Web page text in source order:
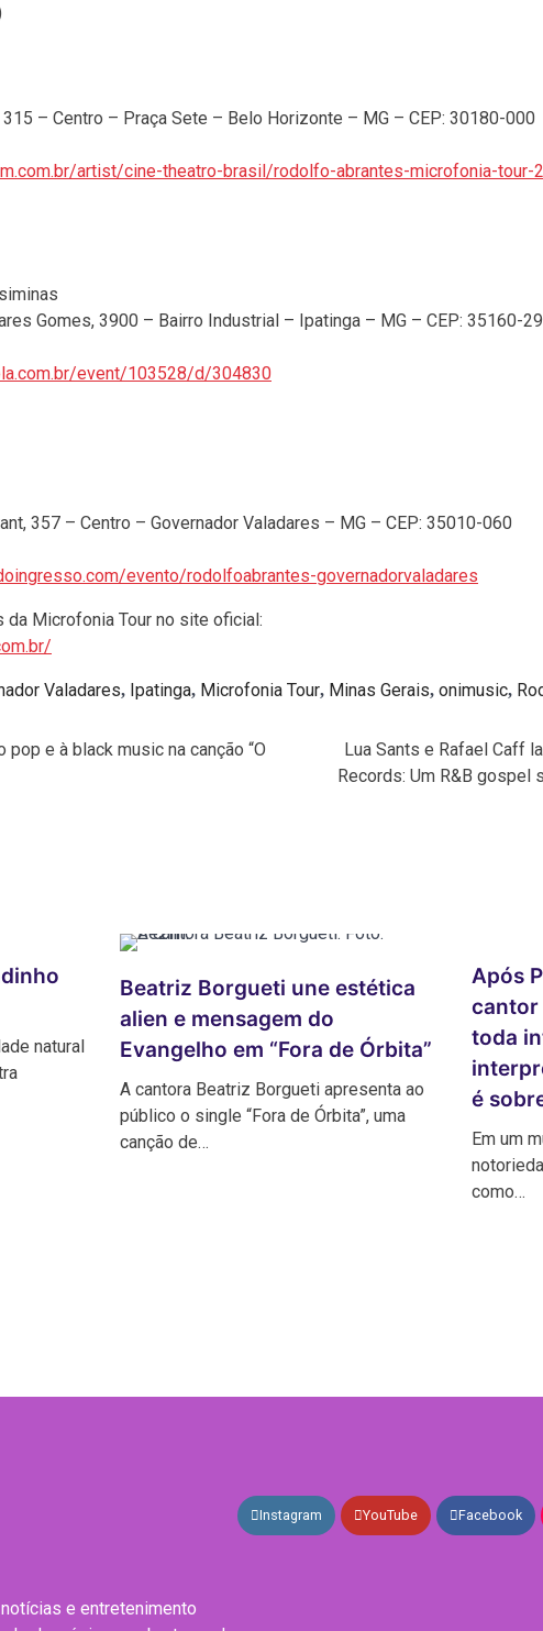
– Centro – Praça Sete – Belo Horizonte – MG – CEP: 30180-000
artist/cine-theatro-brasil/rodolfo-abrantes-microfonia-tour-
Gomes, 3900 – Bairro Industrial – Ipatinga – MG – CEP: 35160-
event/103528/d/304830
357 – Centro – Governador Valadares – MG – CEP: 35010-060
evento/rodolfoabrantes-governadorvaladares
da Microfonia Tour no site oficial:
Valadares, Ipatinga, Microfonia Tour, Minas Gerais, onimusic,
e à black music na canção “O
Lua Sants e Rafael Caff
Records: Um R&B gospel
natural
Beatriz Borgueti une estética
alien e mensagem do
Evangelho em “Fora de Órbita”
A cantora Beatriz Borgueti apresenta ao
público o single “Fora de Órbita”, uma
canção de…
Após
cantor
toda
é
Em um
como…
e entretenimento
Instagram YouTube Facebook